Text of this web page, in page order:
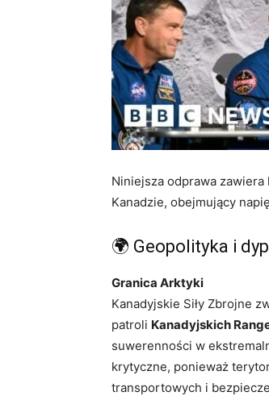
Niniejsza odprawa
Kanadzie, obejmujący
🌍 Geopolityka i
Granica Arktyki
Kanadyjskie Siły Zbrojne
patroli Kanadyjskich
suwerenności w
krytyczne, ponieważ
transportowych i